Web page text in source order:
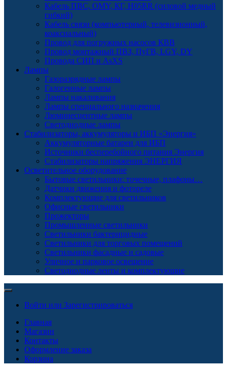
Кабель ПВС, OMY, КГ, H05RR (силовой медный
гибкий)
Кабель связи (компьютерный, телевизионный,
коаксиальный)
Провод для погружных насосов КВВ
Провод монтажный ПВЗ, ПуГВ, LGY, DY
Провода СИП и AsXS
Лампы
Газоразрядные лампы
Галогенные лампы
Лампы накаливания
Лампы специального назначения
Люминесцентные лампы
Светодиодные лампы
Стабилизаторы, аккумуляторы и ИБП «Энергия»
Аккумуляторные батареи для ИБП
Источники бесперебойного питания Энергия
Стабилизаторы напряжения ЭНЕРГИЯ
Осветительное оборудование
Бытовые светильники: точечные, плафоны…
Датчики движения и фотореле
Комплектующие для светильников
Офисные светильники
Прожекторы
Промышленные светильники
Светильники бактерицидные
Светильники для торговых помещений
Светильники фасадные и садовые
Уличное и парковое освещение
Светодиодные ленты и комплектующие
Войти или Зарегистрироваться
Главная
Магазин
Контакты
Оформление заказа
Корзина